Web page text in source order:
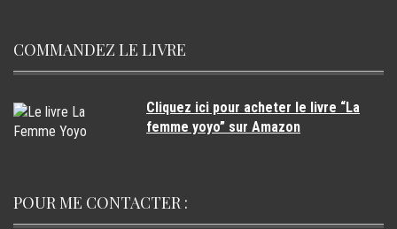
COMMANDEZ LE LIVRE
Cliquez ici pour acheter le livre “La
femme yoyo” sur Amazon
POUR ME CONTACTER :